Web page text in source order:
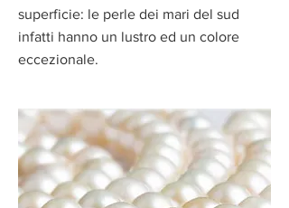
superficie: le perle dei mari del sud
infatti hanno un lustro ed un colore
eccezionale.